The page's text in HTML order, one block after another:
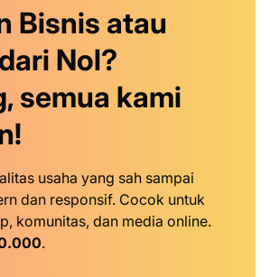
Bisnis atau
Nol?
semua kami
usaha yang sah sampai
dan responsif. Cocok untuk
komunitas, dan media online.
.